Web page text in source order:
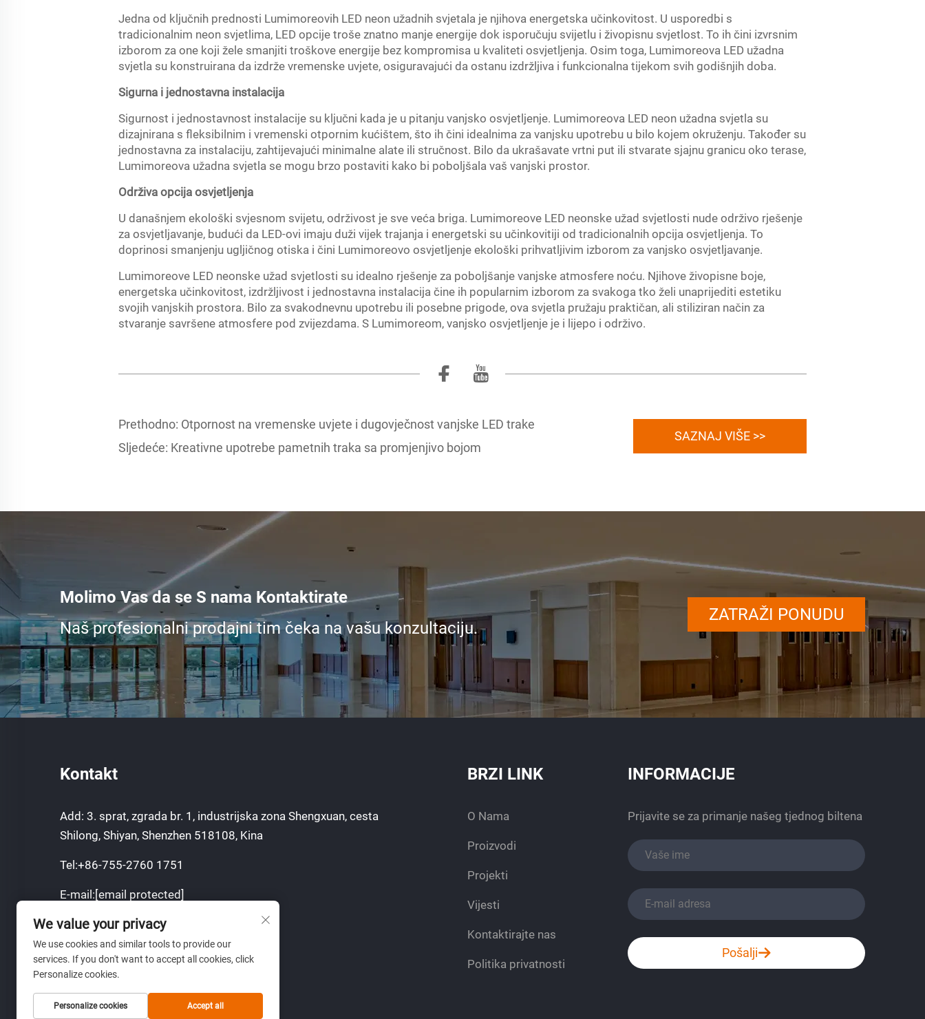
Jedna od ključnih prednosti Lumimoreovih LED neon užadnih svjetala je njihova energetska učinkovitost. U usporedbi s
tradicionalnim neon svjetlima, LED opcije troše znatno manje energije dok isporučuju svijetlu i živopisnu svjetlost. To ih čini izvrsnim
izborom za one koji žele smanjiti troškove energije bez kompromisa u kvaliteti osvjetljenja. Osim toga, Lumimoreova LED užadna
svjetla su konstruirana da izdrže vremenske uvjete, osiguravajući da ostanu izdržljiva i funkcionalna tijekom svih godišnjih doba.
Sigurna i jednostavna instalacija
Sigurnost i jednostavnost instalacije su ključni kada je u pitanju vanjsko osvjetljenje. Lumimoreova LED neon užadna svjetla su
dizajnirana s fleksibilnim i vremenski otpornim kućištem, što ih čini idealnima za vanjsku upotrebu u bilo kojem okruženju. Također su
jednostavna za instalaciju, zahtijevajući minimalne alate ili stručnost. Bilo da ukrašavate vrtni put ili stvarate sjajnu granicu oko terase,
Lumimoreova užadna svjetla se mogu brzo postaviti kako bi poboljšala vaš vanjski prostor.
Održiva opcija osvjetljenja
U današnjem ekološki svjesnom svijetu, održivost je sve veća briga. Lumimoreove LED neonske užad svjetlosti nude održivo rješenje
za osvjetljavanje, budući da LED-ovi imaju duži vijek trajanja i energetski su učinkovitiji od tradicionalnih opcija osvjetljenja. To
doprinosi smanjenju ugljičnog otiska i čini Lumimoreovo osvjetljenje ekološki prihvatljivim izborom za vanjsko osvjetljavanje.
Lumimoreove LED neonske užad svjetlosti su idealno rješenje za poboljšanje vanjske atmosfere noću. Njihove živopisne boje,
energetska učinkovitost, izdržljivost i jednostavna instalacija čine ih popularnim izborom za svakoga tko želi unaprijediti estetiku
svojih vanjskih prostora. Bilo za svakodnevnu upotrebu ili posebne prigode, ova svjetla pružaju praktičan, ali stiliziran način za
stvaranje savršene atmosfere pod zvijezdama. S Lumimoreom, vanjsko osvjetljenje je i lijepo i održivo.
Prethodno: Otpornost na vremenske uvjete i dugovječnost vanjske LED trake
Sljedeće: Kreativne upotrebe pametnih traka sa promjenjivo bojom
SAZNAJ VIŠE >>
Molimo Vas da se S nama Kontaktirate
Naš profesionalni prodajni tim čeka na vašu konzultaciju.
ZATRAŽI PONUDU
Kontakt
Add: 3. sprat, zgrada br. 1, industrijska zona Shengxuan, cesta
Shilong, Shiyan, Shenzhen 518108, Kina
Tel:+86-755-2760 1751
E-mail:[email protected]
Mobilni:+8613751129751
www.lumimore.com
BRZI LINK
O Nama
Proizvodi
Projekti
Vijesti
Kontaktirajte nas
Politika privatnosti
INFORMACIJE
Prijavite se za primanje našeg tjednog biltena
Pošalji
We value your privacy
We use cookies and similar tools to provide our
services. If you don't want to accept all cookies, click
Personalize cookies.
Personalize cookies Accept all